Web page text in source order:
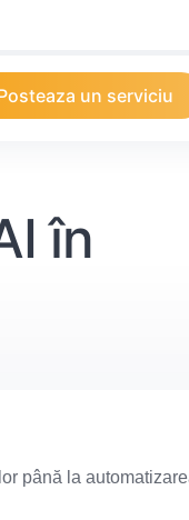
un serviciu
în
până la